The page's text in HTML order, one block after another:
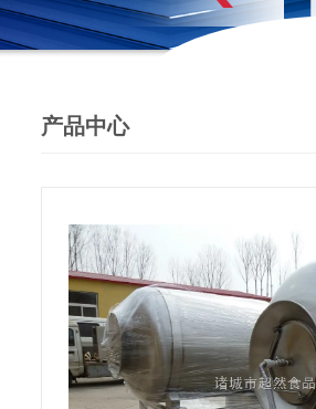
产品中心